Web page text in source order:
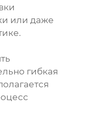
или даже
гибкая